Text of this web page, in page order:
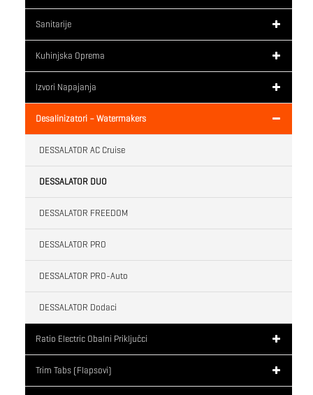
Sanitarije
Kuhinjska Oprema
Izvori Napajanja
Desalinizatori – Watermakers
DESSALATOR AC Cruise
DESSALATOR DUO
DESSALATOR FREEDOM
DESSALATOR PRO
DESSALATOR PRO-Auto
DESSALATOR Dodaci
Ratio Electric Obalni Priključci
Trim Tabs (flapsovi)